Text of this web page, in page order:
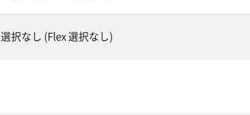
選択なし (Flex 選択なし)